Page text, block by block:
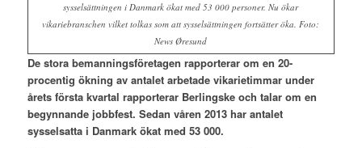
sysselsättningen i Danmark ökat med 53 000 personer. Nu ökar
vikariebranschen vilket tolkas som att sysselsättningen fortsätter öka. Foto:
News Øresund
De stora bemanningsföretagen rapporterar om en 20-
procentig ökning av antalet arbetade vikarietimmar under
årets första kvartal rapporterar Berlingske och talar om en
begynnande jobbfest. Sedan våren 2013 har antalet
sysselsatta i Danmark ökat med 53 000.